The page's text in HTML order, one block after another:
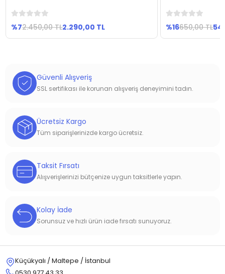
%72.450,00 TL2.290,00 TL %16650,00 TL
Güvenli Alışveriş
SSL sertifikası ile korunan alışveriş deneyimini tadın.
Ücretsiz Kargo
Tüm siparişlerinizde kargo ücretsiz.
Taksit Fırsatı
Alışverişlerinizi bütçenize uygun taksitlerle yapın.
Kolay İade
Sorunsuz ve hızlı ürün iade fırsatı sunuyoruz.
Küçükyalı / Maltepe / İstanbul